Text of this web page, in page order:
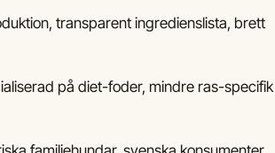
transparent ingredienslista, brett
på diet-foder, mindre ras-specifik